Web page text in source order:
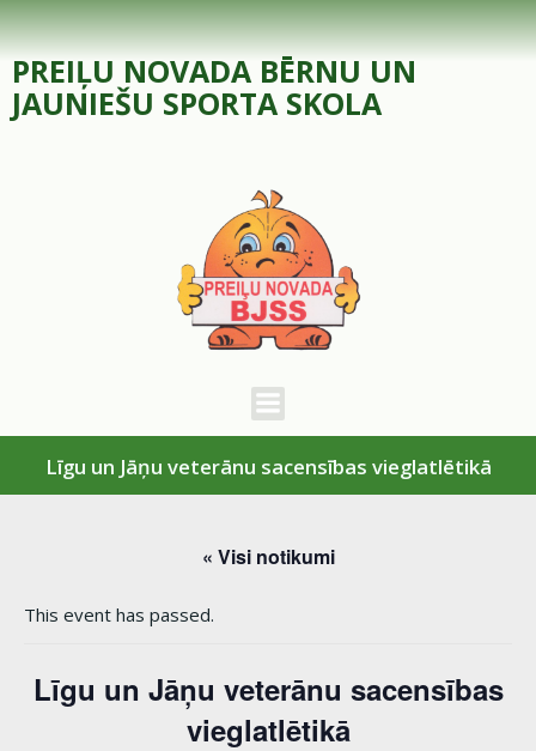
Skip
to
content
PREIĻU NOVADA BĒRNU UN
JAUNIEŠU SPORTA SKOLA
Līgu un Jāņu veterānu sacensības vieglatlētikā
« Visi notikumi
This event has passed.
Līgu un Jāņu veterānu sacensības
vieglatlētikā